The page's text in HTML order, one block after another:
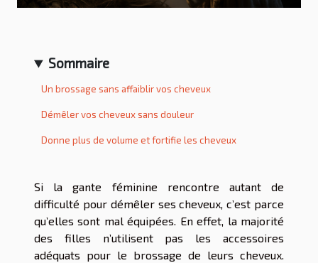
Sommaire
Un brossage sans affaiblir vos cheveux
Démêler vos cheveux sans douleur
Donne plus de volume et fortifie les cheveux
Si la gante féminine rencontre autant de
difficulté pour démêler ses cheveux, c’est parce
qu’elles sont mal équipées. En effet, la majorité
des filles n’utilisent pas les accessoires
adéquats pour le brossage de leurs cheveux.